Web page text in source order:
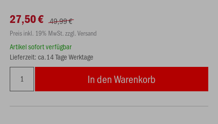
27,50 € 49,99 €
Preis inkl. 19% MwSt. zzgl. Versand
Artikel sofort verfügbar
Lieferzeit: ca.14 Tage Werktage
In den Warenkorb